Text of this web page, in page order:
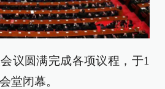
议圆满完成各项议程，于1
堂闭幕。